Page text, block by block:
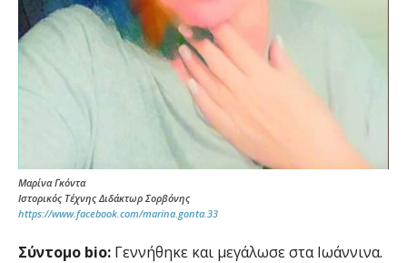
Μαρίνα Γκόντα
Ιστορικός Τέχνης Διδάκτωρ Σορβόνης
https://www.facebook.com/marina.gonta.33
Σύντομο bio: Γεννήθηκε και μεγάλωσε στα Ιωάννινα.